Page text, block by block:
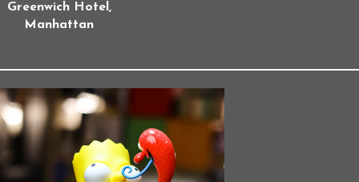
Greenwich Hotel,
Manhattan